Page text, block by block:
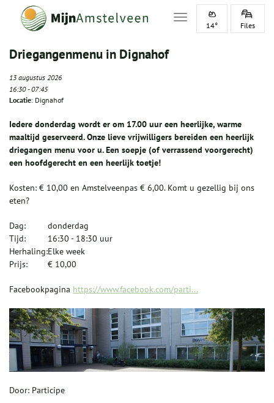
Toggle navigation
14° Files
Driegangenmenu in Dignahof
13 augustus 2026
16:30-07:45
Locatie: Dignahof
Iedere donderdag wordt er om 17.00 uur een heerlijke, warme
maaltijd geserveerd. Onze lieve vrijwilligers bereiden een heerlijk
driegangen menu voor u. Een soepje (of verrassend voorgerecht)
een hoofdgerecht en een heerlijk toetje!
Kosten: € 10,00 en Amstelveenpas € 6,00. Komt u gezellig bij ons
eten?
Dag:
donderdag
Tijd:
16:30 - 18:30 uur
Herhaling:Elke week
Prijs:
€ 10,00
Facebookpagina https://www.facebook.com/parti...
Door: Participe